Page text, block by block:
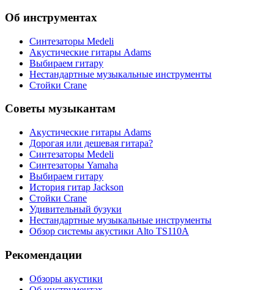
Об инструментах
Синтезаторы Мedeli
Акустические гитары Adams
Выбираем гитару
Нестандартные музыкальные инструменты
Стойки Crane
Советы музыкантам
Акустические гитары Adams
Дорогая или дешевая гитара?
Синтезаторы Мedeli
Синтезаторы Yamaha
Выбираем гитару
История гитар Jackson
Стойки Crane
Удивительный бузуки
Нестандартные музыкальные инструменты
Обзор системы акустики Alto TS110A
Рекомендации
Обзоры акустики